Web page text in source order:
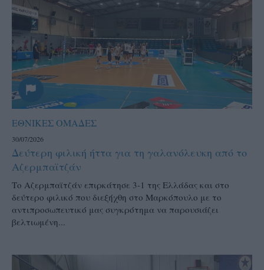
ΕΘΝΙΚΕΣ ΟΜΑΔΕΣ
30/07/2026
Δεύτερη φιλική ήττα για τη γαλανόλευκη από το
Αζερμπαϊτζάν
Το Αζερμπαϊτζάν επιρκάτησε 3-1 της Ελλάδας και στο
δεύτερο φιλικό που διεξήχθη στο Μαρκόπουλο με το
αντιπροσωπευτικό μας συγκρότημα να παρουσιάζει
βελτιωμένη...